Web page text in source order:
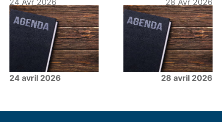
24 avril 2026 28 avril 2026